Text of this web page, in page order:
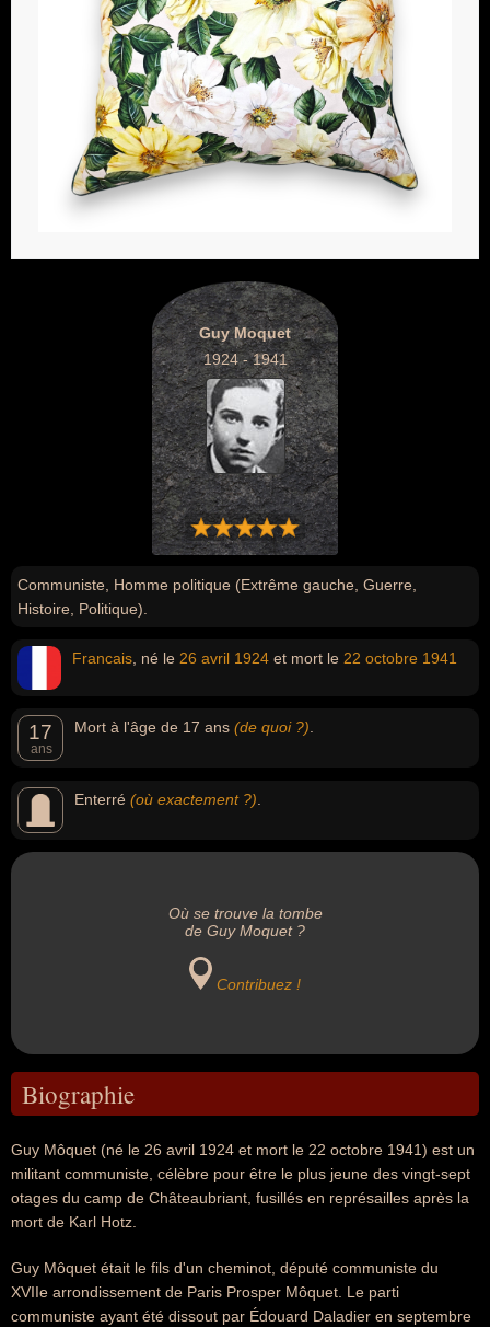
Guy Moquet
1924 - 1941
Communiste, Homme politique (Extrême gauche, Guerre,
Histoire, Politique).
Francais , né le 26 avril 1924 et mort le 22 octobre 1941
17
ans
Mort à l'âge de 17 ans (de quoi ?)
Enterré (où exactement ?)
Où se trouve la tombe
de Guy Moquet ?
Contribuez !
Biographie
Guy Môquet (né le 26 avril 1924 et mort le 22 octobre 1941) est un
militant communiste, célèbre pour être le plus jeune des vingt-sept
otages du camp de Châteaubriant, fusillés en représailles après la
mort de Karl Hotz.
Guy Môquet était le fils d'un cheminot, député communiste du
XVIIe arrondissement de Paris Prosper Môquet. Le parti
communiste ayant été dissout par Édouard Daladier en septembre